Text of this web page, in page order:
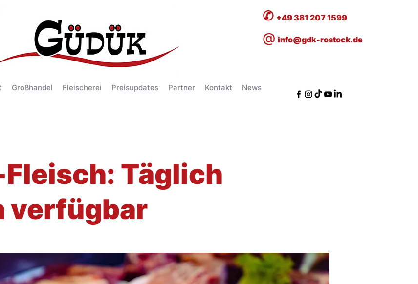
✆ +49 381 207 1599
@ info@gdk-rostock.de
Großhandel Fleischerei Preisupdates Partner Kontakt News
Täglich
verfügbar